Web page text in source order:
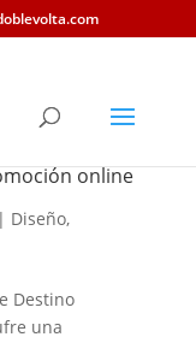
online
Diseño,
Destino
una